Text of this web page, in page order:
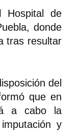
Hospital de
donde
tras resultar
del
que en
a cabo la
y